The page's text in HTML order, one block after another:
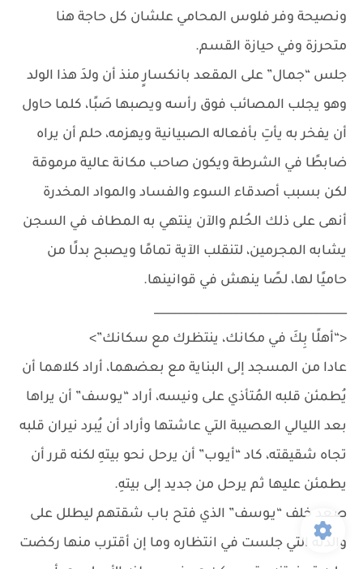
ونصيحة وفر فلوس المحامي علشان كل حاجة هنا
متحرزة وفي حيازة القسم.
جلس “جمال” على المقعد بانكسارٍ منذ أن ولدَ هذا الولد
وهو يجلب المصائب فوق رأسه ويصبها صَبًا، كلما حاول
أن يفخر به يأتِ بأفعاله الصبيانية ويهزمه، حلم أن يراه
ضابطًا في الشرطة ويكون صاحب مكانة عالية مرموقة
لكن بسبب أصدقاء السوء والفساد والمواد المخدرة
أنهى على ذلك الحُلم والآن ينتهي به المطاف في السجن
يشابه المجرمين، لتنقلب الآية تمامًا ويصبح بدلًا من
حاميًا لها، لصًا ينهش في قوانينها.
__________________________________
<“أهلًا بِكَ في مكانك، ينتظرك مع سكانك”>
عادا من المسجد إلى البناية مع بعضهما، أراد كلاهما أن
يُطمئن قلبه المُتأذي على ونيسه، أراد “يـوسف” أن يراها
بعد الليالي العصيبة التي عاشتها وأراد أن يُبرد نيران قلبه
تجاه شقيقته، كاد “أيـوب” أن يرحل نحو بيتهِ لكنه قرر أن
يطمئن عليها ثم يرحل من جديد إلى بيتهِ.
صعد خلف “يـوسف” الذي فتح باب شقتهم ليطلل على
والدته التي جلست في انتظاره وما إن أقترب منها ركضت